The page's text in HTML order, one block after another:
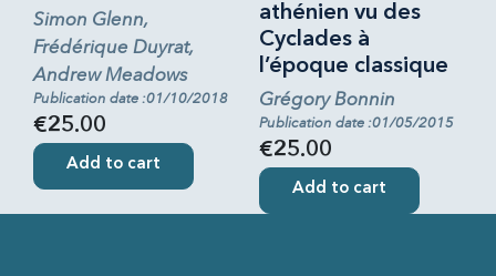
Simon Glenn,
Frédérique Duyrat,
Andrew Meadows
Publication date :01/10/2018
€25.00
Add to cart
athénien vu des
Cyclades à
l’époque classique
Grégory Bonnin
Publication date :01/05/2015
€25.00
Add to cart